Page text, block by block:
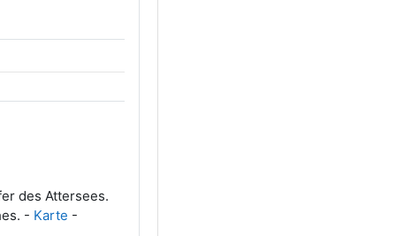
des Attersees.
- Karte -